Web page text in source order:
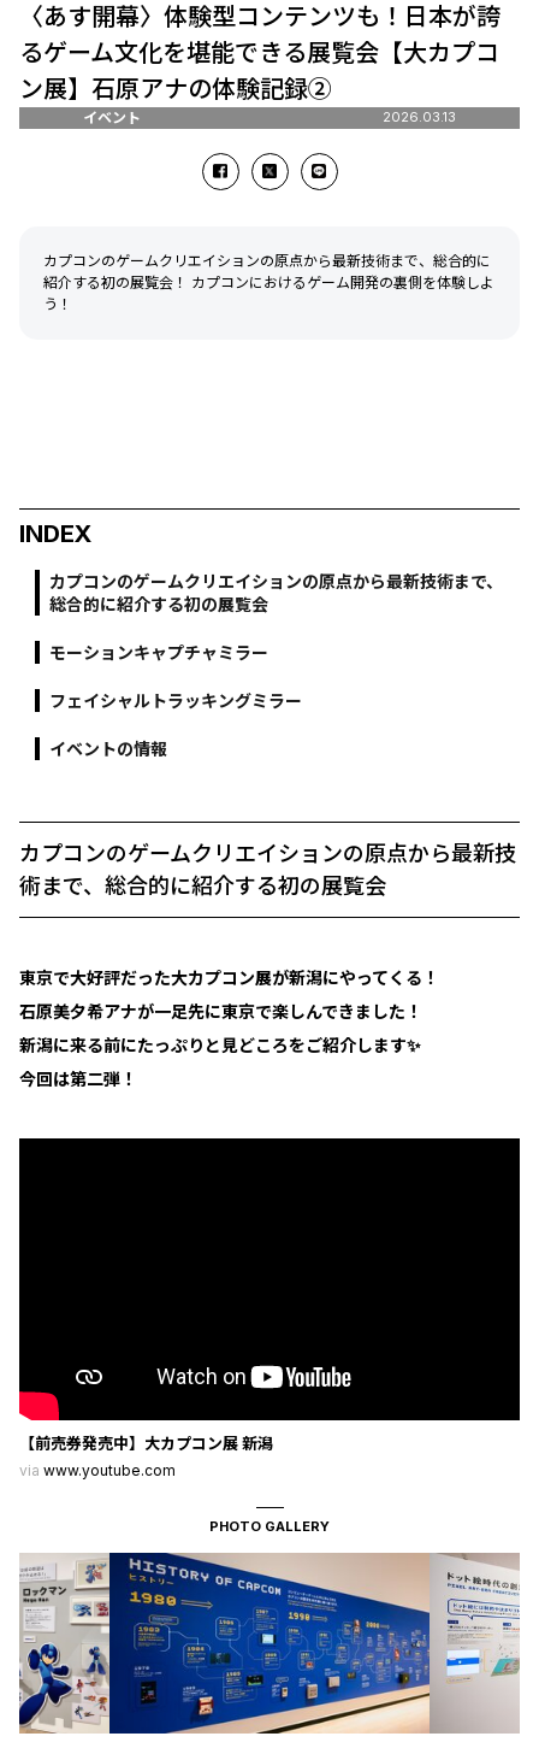
〈あす開幕〉体験型コンテンツも！日本が誇
るゲーム文化を堪能できる展覧会【大カプコ
ン展】石原アナの体験記録②
イベント 2026.03.13
カプコンのゲームクリエイションの原点から最新技術まで、総合的に
紹介する初の展覧会！ カプコンにおけるゲーム開発の裏側を体験しよ
う！
INDEX
カプコンのゲームクリエイションの原点から最新技術まで、
総合的に紹介する初の展覧会
モーションキャプチャミラー
フェイシャルトラッキングミラー
イベントの情報
カプコンのゲームクリエイションの原点から最新技
術まで、総合的に紹介する初の展覧会
東京で大好評だった大カプコン展が新潟にやってくる！
石原美夕希アナが一足先に東京で楽しんできました！
新潟に来る前にたっぷりと見どころをご紹介します✨
今回は第二弾！
【前売券発売中】大カプコン展 新潟
via www.youtube.com
PHOTO GALLERY